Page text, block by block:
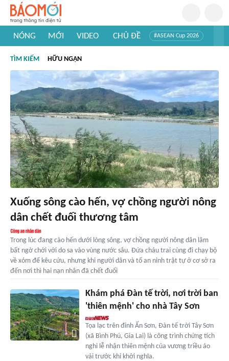
NÓNG MỚI VIDEO CHỦ ĐỀ #ASEAN Cup 2026
#Khám phá thế giới
TÌM KIẾM HỮU NGẠN
Xuống sông cào hến, vợ chồng người nông
dân chết đuối thương tâm
Trong lúc đang cào hến dưới lòng sông, vợ chồng người nông dân lâm
bất ngờ chới với do sa vào vùng nước sâu. Đứa cháu trai cùng đi chạy bộ
về xóm để kêu cứu, nhưng khi người dân và tổ an ninh trật tự ở cơ sở ra
đến nơi thì hai nạn nhân đã chết đuối
Khám phá Đàn tế trời, nơi trời ban
'thiên mệnh' cho nhà Tây Sơn
Tọa lạc trên đỉnh Ấn Sơn, Đàn tế trời Tây Sơn
(xã Bình Phú, Gia Lai) là công trình chứng tích
nghi lễ nhận thiên mệnh của vương triều áo
vải trước khi khởi nghĩa.